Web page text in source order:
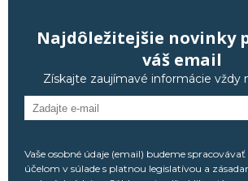
Najdôležitejšie novinky
váš email
Získajte zaujímavé informácie vždy
Vaše osobné údaje (email) budeme
účelom v súlade s platnou legislatívou a